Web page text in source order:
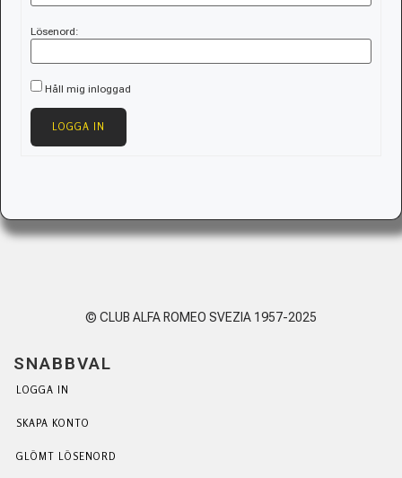
Lösenord:
Håll mig inloggad
LOGGA IN
© CLUB ALFA ROMEO SVEZIA 1957-2025
SNABBVAL
LOGGA IN
SKAPA KONTO
GLÖMT LÖSENORD